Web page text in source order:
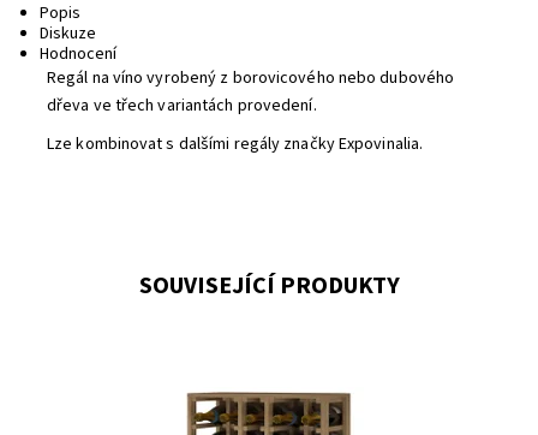
Popis
Diskuze
Hodnocení
Regál na víno vyrobený z borovicového nebo dubového
dřeva ve třech variantách provedení.
Lze kombinovat s dalšími regály značky Expovinalia.
SOUVISEJÍCÍ PRODUKTY
Dřevěný regál na uskladnění šampaňského a sektu.